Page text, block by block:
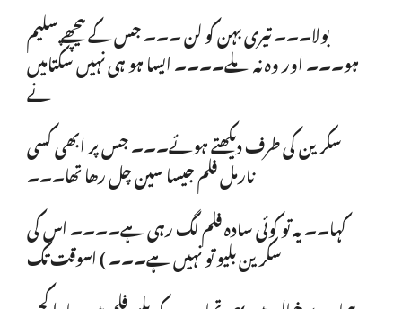
بولا۔۔۔ تیری بہن کو لن ۔۔۔ جس کے پیچھے سلیم
ہو۔۔۔ اور وہ نہ ملے۔۔۔۔ ایسا ہو ہی نہیں سکتامیں
نے
سکرین کی طرف دیکھتے ہوئے۔۔۔ جس پر ابھی کسی
نارمل فلم جیسا سین چل رھا تھا۔۔۔
کہا۔۔ یہ تو کوئی سادہ فلم لگ رہی ہے۔۔۔۔ اس کی
سکرین بلیو تو نہیں ہے۔۔۔ ) اسوقت تک